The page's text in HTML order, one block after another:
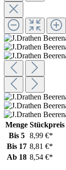
Menge Stückpreis
Bis 5 8,99 €*
Bis 17 8,81 €*
Ab 18 8,54 €*